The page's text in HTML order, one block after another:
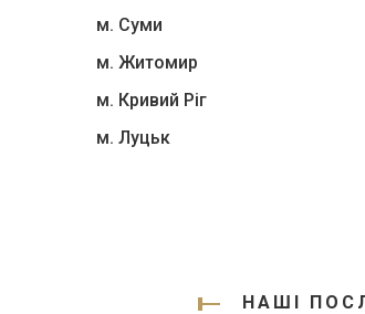
м. Суми
м. Житомир
м. Кривий Ріг
м. Луцьк
НАШІ